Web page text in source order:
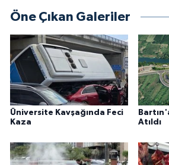
Öne Çıkan Galeriler
Üniversite Kavşağında Feci
Kaza
Atıldı